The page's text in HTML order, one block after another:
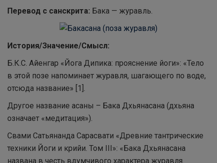
Перевод с санскрита: Бака — журавль.
История/Значение/Смысл:
Б.К.С. Айенгар «Йога Дипика: прояснение йоги»: «Тело
в этой позе напоминает журавля, шагающего по воде,
отсюда название» [1].
Другое название асаны – Бака Дхьянасана (дхьяна
означает «медитация»).
Свами Сатьянанда Сарасвати «Древние тантрические
техники Йоги и крийи. Том III»: «Бака Дхьянасана
названа в честь вдумчивого характера журавля.